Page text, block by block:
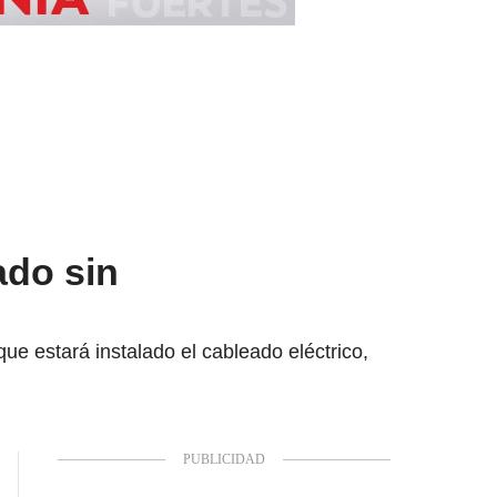
sin
estará instalado el cableado eléctrico,